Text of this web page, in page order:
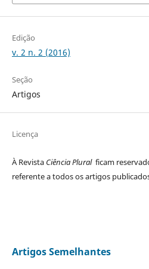
Edição
v. 2 n. 2 (2016)
Seção
Artigos
Licença
À Revista Ciência Plural ficam
referente a todos os artigos
Artigos Semelhantes